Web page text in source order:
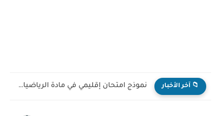
📁 آخر الأخبار نموذج امتحان إقليمي في مادة الرياضيات للمستوى السادس ابتدائي...